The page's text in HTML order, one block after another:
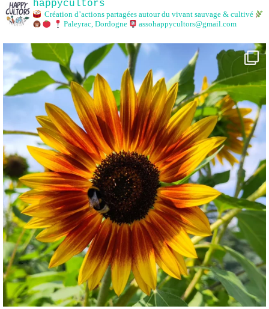
happycultors
Création d’actions partagées autour du vivant sauvage & cultivé
Paleyrac, Dordogne
assohappycultors@gmail.com